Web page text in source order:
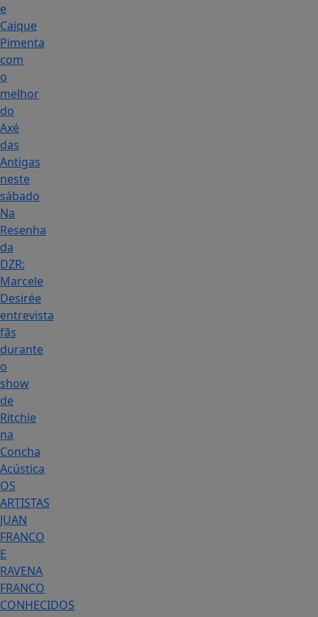
e
Caique
Pimenta
com
o
melhor
do
Axé
das
Antigas
neste
sábado
Na
Resenha
da
DZR:
Marcele
Desirée
entrevista
fãs
durante
o
show
de
Ritchie
na
Concha
Acústica
OS
ARTISTAS
JUAN
FRANCO
E
RAVENA
FRANCO
CONHECIDOS